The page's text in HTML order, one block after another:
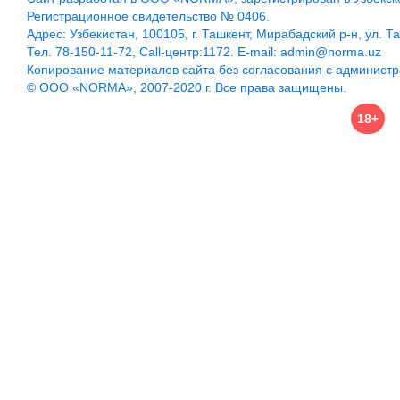
Регистрационное свидетельство № 0406.
Адрес: Узбекистан, 100105, г. Ташкент, Мирабадский р-н, ул.
Тел. 78-150-11-72, Call-центр:1172. E-mail: admin@norma.uz
Копирование материалов сайта без согласования с
© ООО «NORMA», 2007-2020 г. Все права защищены.
18+